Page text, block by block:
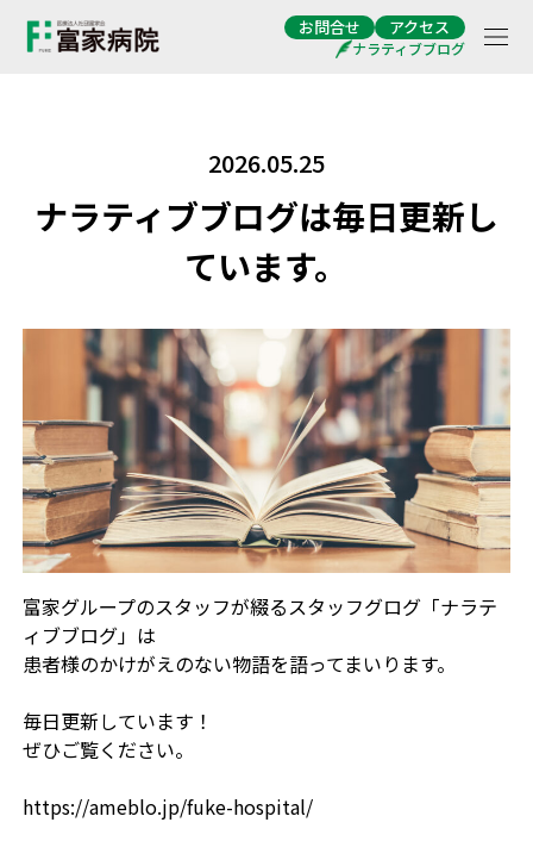
ナラティブブログ
お問合せ アクセス
2026.05.25
ナラティブブログは毎日更新し
ています。
富家グループのスタッフが綴るスタッフグログ「ナラテ
ィブブログ」は
患者様のかけがえのない物語を語ってまいります。
毎日更新しています！
ぜひご覧ください。
https://ameblo.jp/fuke-hospital/